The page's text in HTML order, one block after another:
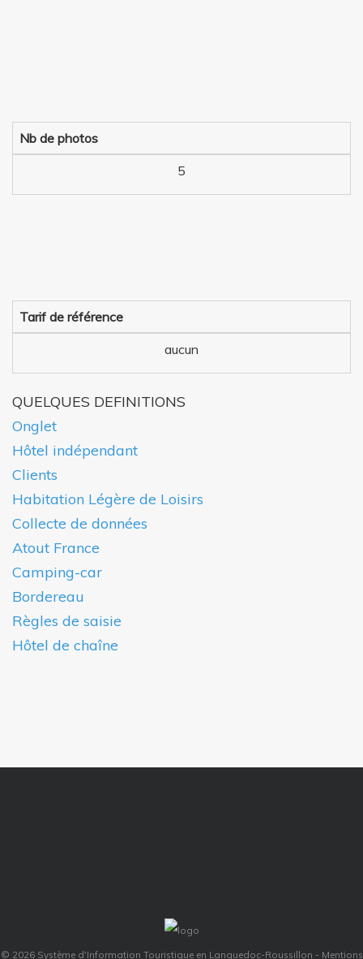
Nb de photos
5
Tarif de référence
aucun
QUELQUES DEFINITIONS
Onglet
Hôtel indépendant
Clients
Habitation Légère de Loisirs
Collecte de données
Atout France
Camping-car
Bordereau
Règles de saisie
Hôtel de chaîne
© 2026 Système d'Information Touristique en Languedoc-Roussillon - Mentions